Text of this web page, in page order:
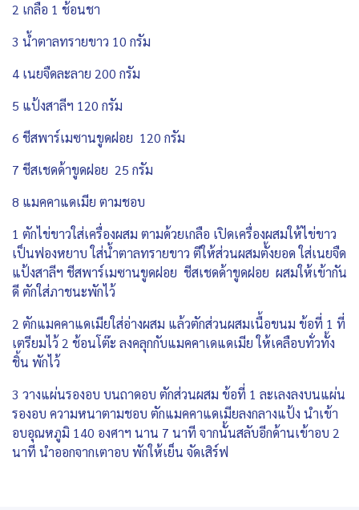
2 เกลือ 1 ช้อนชา
3 น้ำตาลทรายขาว 10 กรัม
4 เนยจืดละลาย 200 กรัม
5 แป้งสาลีฯ 120 กรัม
6 ชีสพาร์เมซานขูดฝอย 120 กรัม
7 ชีสเชดด้าขูดฝอย 25 กรัม
8 แมคคาแดเมีย ตามชอบ
1 ตักไข่ขาวใส่เครื่องผสม ตามด้วยเกลือ เปิดเครื่องผสมให้ไข่ขาว
เป็นฟองหยาบ ใส่น้ำตาลทรายขาว ตีให้ส่วนผสมตั้งยอด ใส่เนยจืด
แป้งสาลีฯ ชีสพาร์เมซานขูดฝอย ชีสเชดด้าขูดฝอย ผสมให้เข้ากัน
ดี ตักใส่ภาชนะพักไว้
2 ตักแมคคาแดเมียใส่อ่างผสม แล้วตักส่วนผสมเนื้อขนม ข้อที่ 1 ที่
เตรียมไว้ 2 ช้อนโต๊ะ ลงคลุกกับแมคคาเดแดเมีย ให้เคลือบทั่วทั้ง
ชิ้น พักไว้
3 วางแผ่นรองอบ บนถาดอบ ตักส่วนผสม ข้อที่ 1 ละเลงลงบนแผ่น
รองอบ ความหนาตามชอบ ตักแมคคาแดเมียลงกลางแป้ง นำเข้า
อบอุณหภูมิ 140 องศาฯ นาน 7 นาที จากนั้นสลับอีกด้านเข้าอบ 2
นาที นำออกจากเตาอบ พักให้เย็น จัดเสิร์ฟ